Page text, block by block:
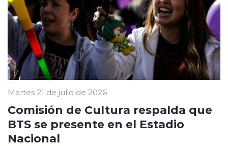
Martes 21 de julio de 2026
Comisión de Cultura respalda que
BTS se presente en el Estadio
Nacional